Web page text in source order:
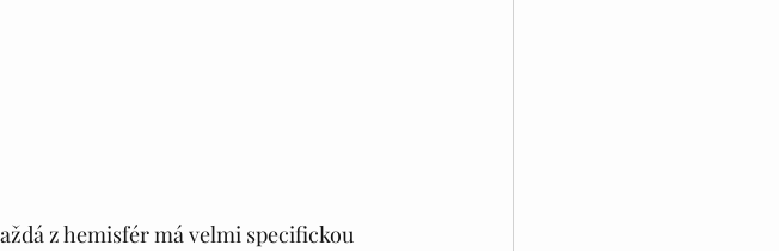
z hemisfér má velmi specifickou